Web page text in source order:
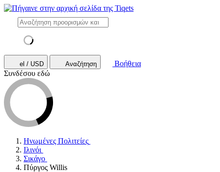
el / USD Αναζήτηση
Βοήθεια
Συνδέσου εδώ
Ηνωμένες Πολιτείες
Ιλινόι
Σικάγο
Πύργος Willis